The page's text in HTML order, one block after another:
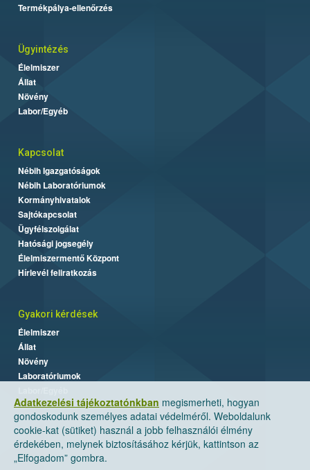
Adatkezelési tájékoztatónkban megismerheti, hogyan
gondoskodunk személyes adatai védelméről. Weboldalunk
cookie-kat (sütiket) használ a jobb felhasználói élmény
érdekében, melynek biztosításához kérjük, kattintson az
„Elfogadom” gombra.
Termékpálya-ellenőrzés
Ügyintézés
Élelmiszer
Állat
Növény
Labor/Egyéb
Kapcsolat
Nébih Igazgatóságok
Nébih Laboratóriumok
Kormányhivatalok
Sajtókapcsolat
Ügyfélszolgálat
Hatósági jogsegély
Élelmiszermentő Központ
Hírlevél feliratkozás
Gyakori kérdések
Élelmiszer
Állat
Növény
Laboratóriumok